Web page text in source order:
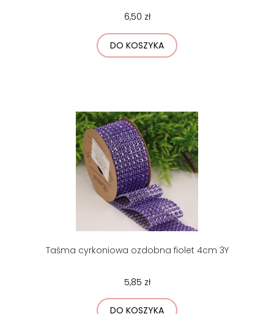
6,50 zł
DO KOSZYKA
Taśma cyrkoniowa ozdobna fiolet 4cm 3Y
5,85 zł
DO KOSZYKA